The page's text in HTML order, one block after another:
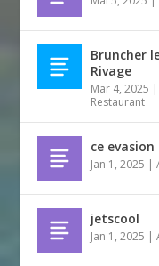
Bruncher
Rivage
Mar 4, 2025
Restaurant
ce evasion
Jan 1, 2025 |
jetscool
Jan 1, 2025 |